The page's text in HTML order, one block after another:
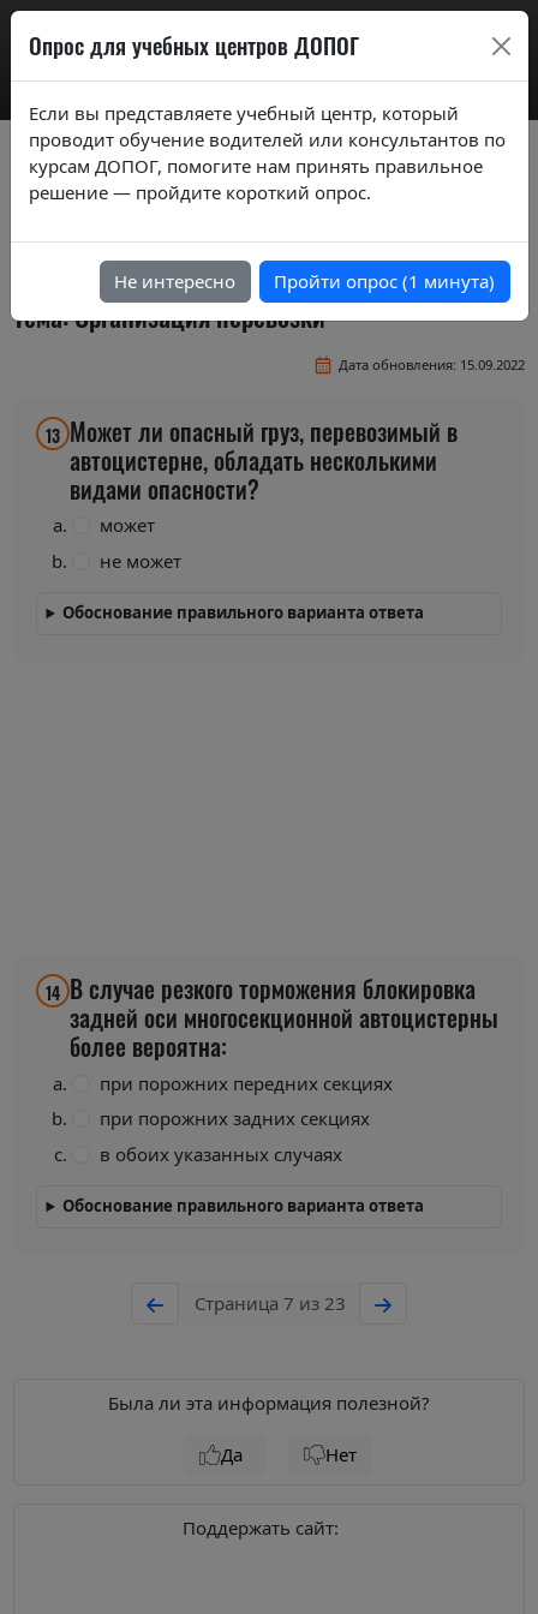
AdrExam
Вопросы экзаменационных билетов по
курсам ДОПОГ ver. 2019
Экзаменационные вопросы по темам курса
"Перевозка в цистернах"
Тема: Организация перевозки
Дата обновления: 15.09.2022
13 Может ли опасный груз, перевозимый в
автоцистерне, обладать несколькими
видами опасности?
может
не может
Обоснование правильного варианта ответа
14 В случае резкого торможения блокировка
задней оси многосекционной автоцистерны
более вероятна:
при порожних передних секциях
при порожних задних секциях
в обоих указанных случаях
Обоснование правильного варианта ответа
Страница 7 из 23
Была ли эта информация полезной?
Да Нет
Поддержать сайт:
Опрос для учебных центров ДОПОГ
Если вы представляете учебный центр, который
проводит обучение водителей или консультантов по
курсам ДОПОГ, помогите нам принять правильное
решение — пройдите короткий опрос.
Не интересно Пройти опрос (1 минута)